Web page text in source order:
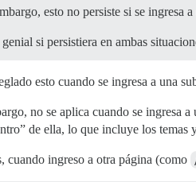
esto no persiste si se ingresa
genial si persistiera en ambas
esto cuando se ingresa a una
no se aplica cuando se ingresa
de ella, lo que incluye los temas
cuando ingreso a otra página (como